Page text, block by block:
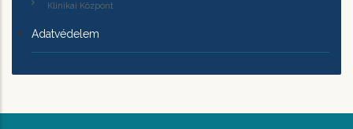
Klinikai Központ
Adatvédelem